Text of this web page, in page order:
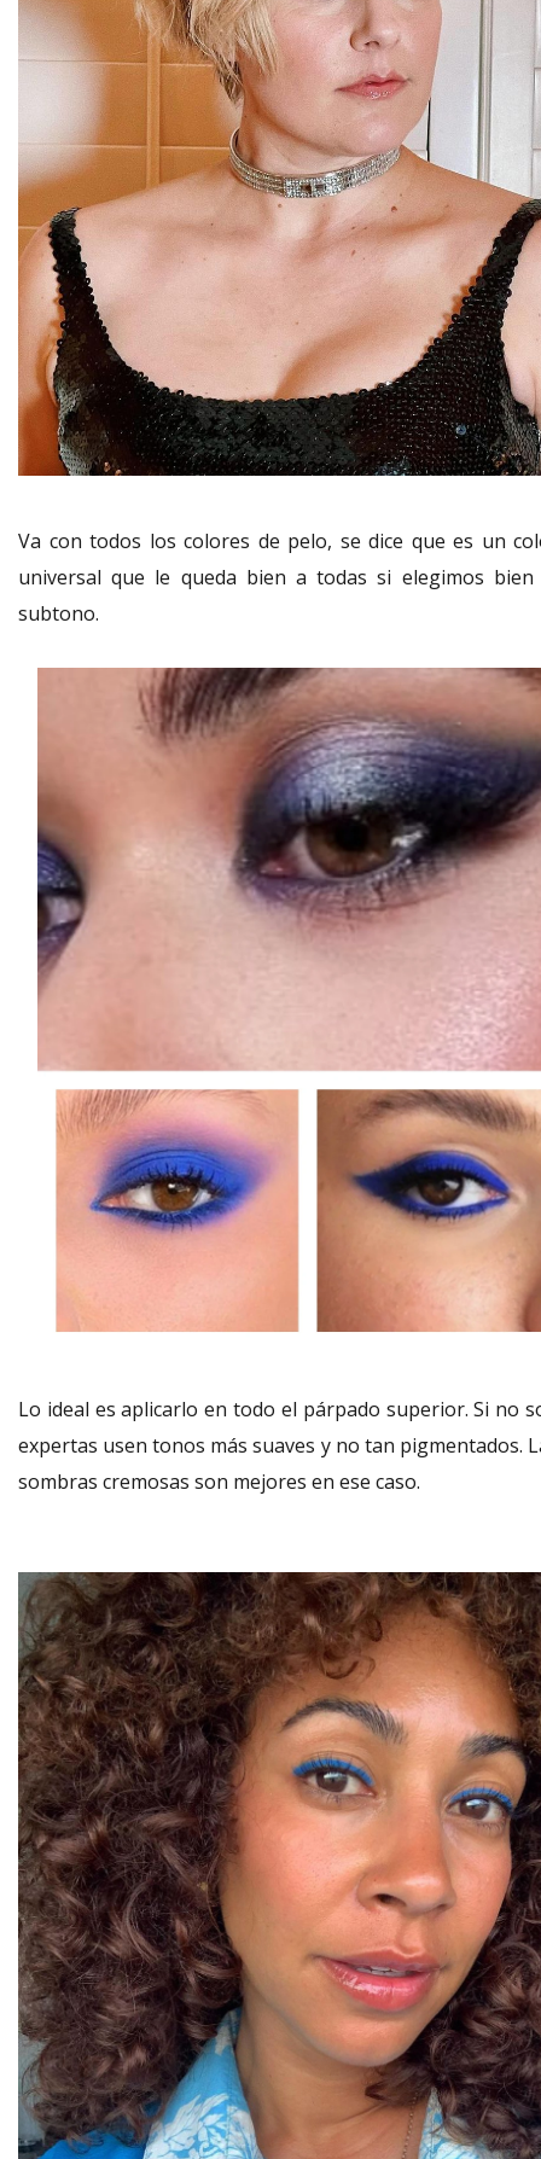
Va con todos los colores de pelo, se dice que es un
universal que le queda bien a todas si elegimos bien
subtono.
Lo ideal es aplicarlo en todo el párpado superior. Si no
expertas usen tonos más suaves y no tan pigmentados.
sombras cremosas son mejores en ese caso.